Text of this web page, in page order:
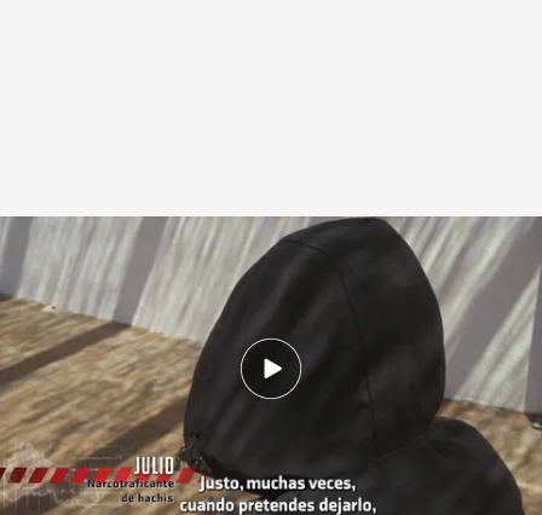
La entrevista a un narcotraficante de hachín en activo, en 'Territorio
Pampliega'
Miguel Salazar
Madrid, 29 SEP 2025 - 23:40h.
Julio asegura que empezó en el narcotráfico
"por necesidad": "En un mes se pueden ganar
unos 100.000 euros"